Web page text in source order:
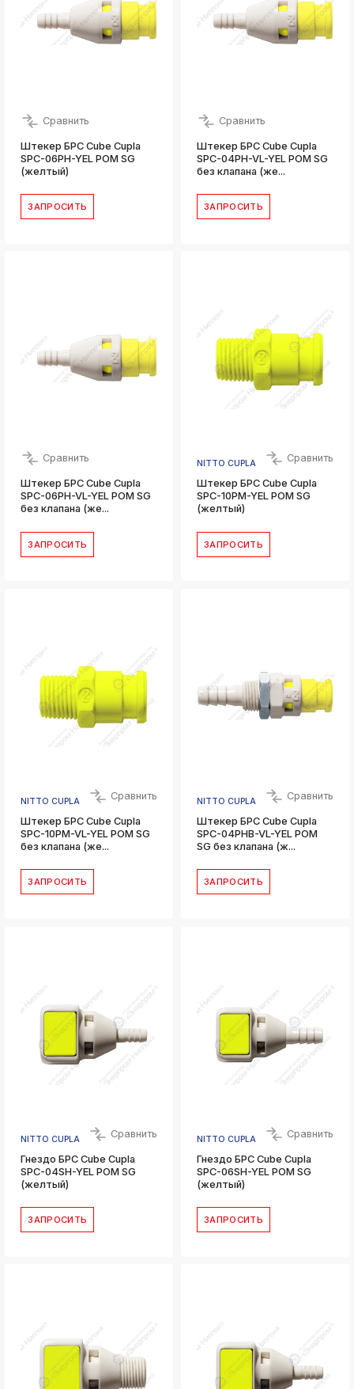
Сравнить
Штекер БРС Cube Cupla
SPC-06PH-YEL POM SG
(желтый)
ЗАПРОСИТЬ
Сравнить
Штекер БРС Cube Cupla
SPC-04PH-VL-YEL POM SG
без клапана (же...
ЗАПРОСИТЬ
Сравнить
Штекер БРС Cube Cupla
SPC-06PH-VL-YEL POM SG
без клапана (же...
ЗАПРОСИТЬ
NITTO CUPLA Сравнить
Штекер БРС Cube Cupla
SPC-10PM-YEL POM SG
(желтый)
ЗАПРОСИТЬ
NITTO CUPLA Сравнить
Штекер БРС Cube Cupla
SPC-10PM-VL-YEL POM SG
без клапана (же...
ЗАПРОСИТЬ
NITTO CUPLA Сравнить
Штекер БРС Cube Cupla
SPC-04PHB-VL-YEL POM
SG без клапана (ж...
ЗАПРОСИТЬ
NITTO CUPLA Сравнить
Гнездо БРС Cube Cupla
SPC-04SH-YEL POM SG
(желтый)
ЗАПРОСИТЬ
NITTO CUPLA Сравнить
Гнездо БРС Cube Cupla
SPC-06SH-YEL POM SG
(желтый)
ЗАПРОСИТЬ